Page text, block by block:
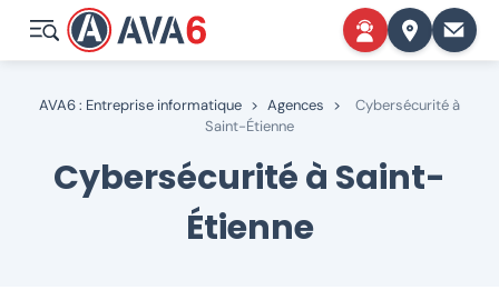
AVA6 : Entreprise informatique > Agences >
Cybersécurité à
Saint-Étienne
Cybersécurité à Saint-
Étienne